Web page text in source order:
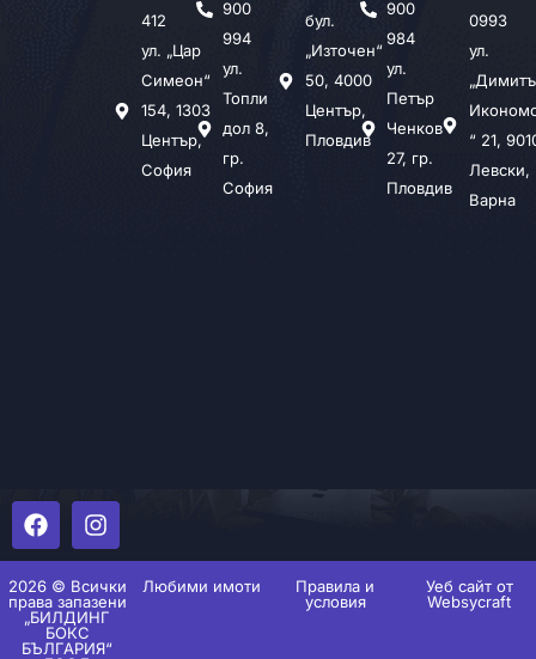
412
ул. „Цар
Симеон“
154, 1303
Център,
София
900
994
ул.
Топли
дол 8,
гр.
София
бул.
„Източен“
50, 4000
Център,
Пловдив
900
984
ул.
Петър
Ченков
27, гр.
Пловдив
0993
ул.
“ 21,
Левски,
Варна
2026 © Всички
права запазени
„БИЛДИНГ
БОКС
БЪЛГАРИЯ“
Любими имоти
Правила и
условия
Уеб сайт от
Websycraft